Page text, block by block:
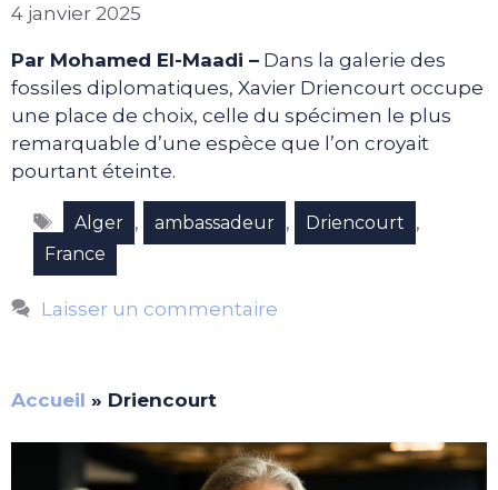
4 janvier 2025
Par Mohamed El-Maadi – Dans la galerie des
fossiles diplomatiques, Xavier Driencourt occupe
une place de choix, celle du spécimen le plus
remarquable d’une espèce que l’on croyait
pourtant éteinte.
Étiquettes
Alger , ambassadeur , Driencourt ,
France
Laisser un commentaire
Accueil » Driencourt